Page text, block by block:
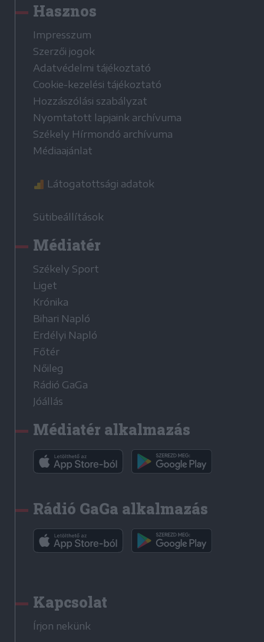
Hasznos
Impresszum
Szerzői jogok
Adatvédelmi tájékoztató
Cookie-kezelési tájékoztató
Hozzászólási szabályzat
Nyomtatott lapjaink archívuma
Székely Hírmondó archívuma
Médiaajánlat
Látogatottsági adatok
Sütibeállítások
Médiatér
Székely Sport
Liget
Krónika
Bihari Napló
Erdélyi Napló
Főtér
Nőileg
Rádió GaGa
Jóállás
Médiatér alkalmazás
Rádió GaGa alkalmazás
Kapcsolat
Írjon nekünk